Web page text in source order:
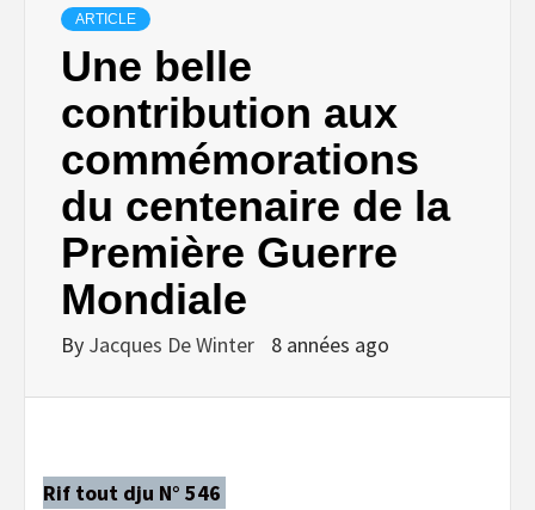
ARTICLE
Une belle
contribution aux
commémorations
du centenaire de la
Première Guerre
Mondiale
By Jacques De Winter 8 années ago
Rif tout dju N° 546